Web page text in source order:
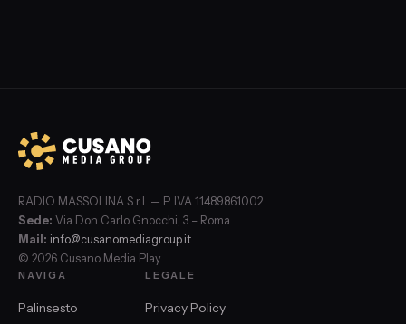
RADIO MASSOLINA S.r.l. — P. IVA 11489861002
Sede: Via Don Carlo Gnocchi, 3 – Roma
Mail: info@cusanomediagroup.it
© 2026 Cusano Media Play
NAVIGA
Palinsesto
LEGALE
Privacy Policy